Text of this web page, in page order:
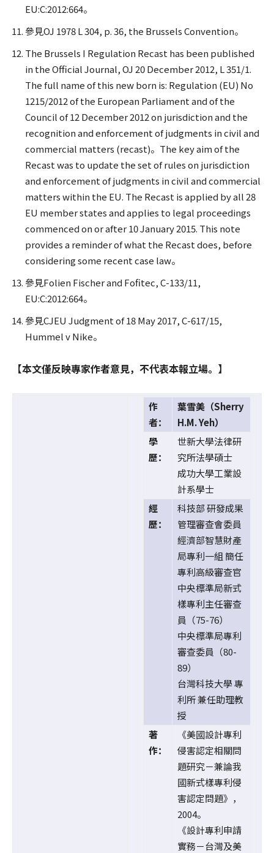
EU:C:2012:664。
參見OJ 1978 L 304, p. 36, the Brussels Convention。
The Brussels I Regulation Recast has been published
in the Official Journal, OJ 20 December 2012, L 351/1.
The full name of this new born is: Regulation (EU) No
1215/2012 of the European Parliament and of the
Council of 12 December 2012 on jurisdiction and the
recognition and enforcement of judgments in civil and
commercial matters (recast)。The key aim of the
Recast was to update the set of rules on jurisdiction
and enforcement of judgments in civil and commercial
matters within the EU. The Recast is applied by all 28
EU member states and applies to legal proceedings
commenced on or after 10 January 2015. This note
provides a reminder of what the Recast does, before
considering some recent case law。
參見Folien Fischer and Fofitec, C-133/11,
EU:C:2012:664。
參見CJEU Judgment of 18 May 2017, C-617/15,
Hummel v Nike。
【本文僅反映專家作者意見，不代表本報立場。】
作
者：
葉雪美（Sherry
H.M. Yeh）
學
歷：
世新大學法律研
究所法學碩士
成功大學工業設
計系學士
經
歷：
科技部 研發成果
管理審查會委員
經濟部智慧財產
局專利一組 簡任
專利高級審查官
中央標準局新式
樣專利主任審查
員（75-76）
中央標準局專利
審查委員（80-
89）
台灣科技大學 專
利所 兼任助理教
授
著
作：
《美國設計專利
侵害認定相關問
題研究－兼論我
國新式樣專利侵
害認定問題》，
2004。
《設計專利申請
實務－台灣及美